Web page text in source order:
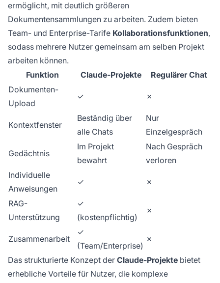
ermöglicht, mit deutlich größeren
Dokumentensammlungen zu arbeiten. Zudem bieten
Team- und Enterprise-Tarife Kollaborationsfunktionen,
sodass mehrere Nutzer gemeinsam am selben Projekt
arbeiten können.
Funktion
Claude-Projekte
Regulärer Chat
Dokumenten-
Upload
✓ ✗
Kontextfenster
Beständig über
alle Chats
Nur
Einzelgespräch
Gedächtnis
Im Projekt
bewahrt
Nach Gespräch
verloren
Individuelle
Anweisungen
✓ ✗
RAG-
Unterstützung
✓
(kostenpflichtig)
✗
Zusammenarbeit
✓
(Team/Enterprise)
✗
Das strukturierte Konzept der Claude-Projekte bietet
erhebliche Vorteile für Nutzer, die komplexe